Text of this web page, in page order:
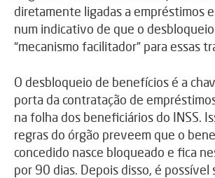
diretamente ligadas a empréstimos
num indicativo de que o
“mecanismo facilitador” para essas
O desbloqueio de benefícios é a
porta da contratação de
na folha dos beneficiários do INSS.
regras do órgão preveem que o
concedido nasce bloqueado e fica
por 90 dias. Depois disso, é possível